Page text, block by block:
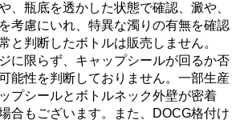
、瓶底を透かした状態で確認、澱や、
考慮にいれ、特異な濁りの有無を確認
と判断したボトルは販売しません。
に限らず、キャップシールが回るか否
能性を判断しておりません。一部生産
プシールとボトルネック外壁が密着
合もございます。また、DOCG格付け